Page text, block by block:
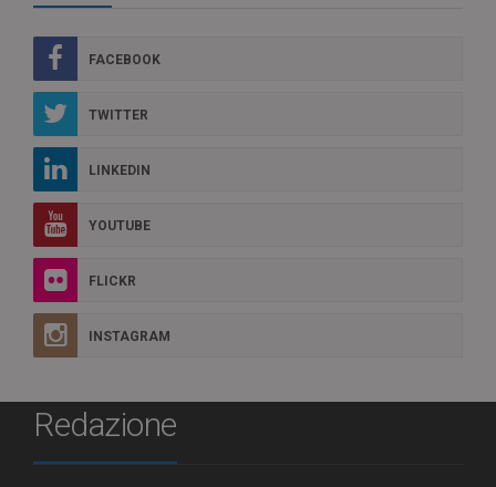
FACEBOOK
TWITTER
LINKEDIN
YOUTUBE
FLICKR
INSTAGRAM
Redazione